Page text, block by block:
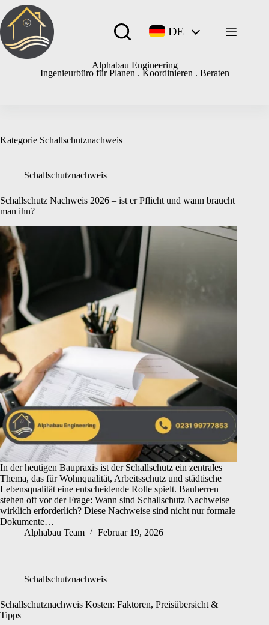
Zum
Inhalt
springen
Alphabau Engineering
Ingenieurbüro für Planen . Koordinieren . Beraten
DE
Kategorie Schallschutznachweis
Schallschutznachweis
Schallschutz Nachweis 2026 – ist er Pflicht und wann braucht
man ihn?
In der heutigen Baupraxis ist der Schallschutz ein zentrales
Thema, das für Wohnqualität, Arbeitsschutz und städtische
Lebensqualität eine entscheidende Rolle spielt. Bauherren
stehen oft vor der Frage: Wann sind Schallschutz Nachweise
wirklich erforderlich? Diese Nachweise sind nicht nur formale
Dokumente…
Alphabau Team
Februar 19, 2026
Schallschutznachweis
Schallschutznachweis Kosten: Faktoren, Preisübersicht &
Tipps